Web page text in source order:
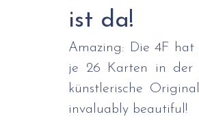
Reisen | Mehrtägige
Allgemeines &
ist da!
Amazing: Die 4F hat
je 26 Karten in der
künstlerische
invaluably beautiful!